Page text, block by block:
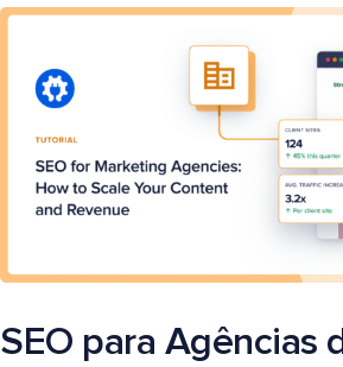
SEO para Agências